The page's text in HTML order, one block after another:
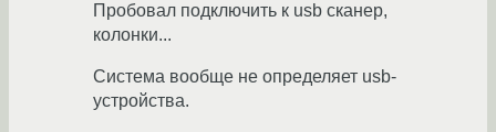
Пробовал подключить к usb сканер,
колонки...
Система вообще не определяет usb-
устройства.